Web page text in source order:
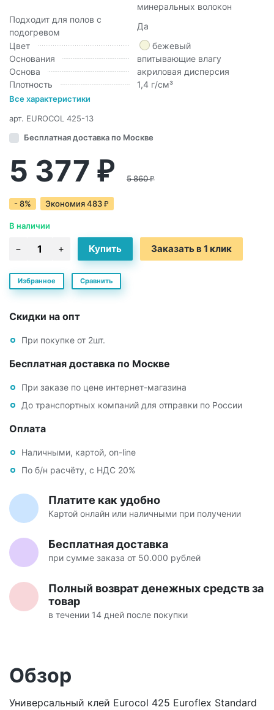
минеральных волокон
Подходит для полов с
подогревом
Да
Цвет
бежевый
Основания
впитывающие влагу
Основа
акриловая дисперсия
Плотность
1,4 г/см³
Все характеристики
арт. EUROCOL 425-13
Бесплатная доставка по Москве
5 377 ₽ 5 860₽
- 8% Экономия483 ₽
В наличии
Заказать в 1 клик
Избранное Сравнить
Скидки на опт
При покупке от 2шт.
Бесплатная доставка по Москве
При заказе по цене интернет-магазина
До транспортных компаний для отправки по России
Оплата
Наличными, картой, on-line
По б/н расчёту, с НДС 20%
Платите как удобно
Картой онлайн или наличными при получении
Бесплатная доставка
при сумме заказа от 50.000 рублей
Полный возврат денежных средств за
товар
в течении 14 дней после покупки
Обзор
Универсальный клей Eurocol 425 Euroflex Standard